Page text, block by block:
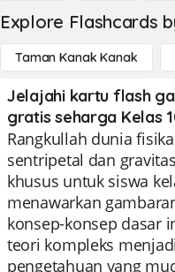
Explore Flashcards
Taman Kanak Kanak
Jelajahi kartu flash
gratis seharga Kelas
Rangkullah dunia
sentripetal dan
khusus untuk siswa
menawarkan
konsep-konsep dasar
teori kompleks
pengetahuan yang